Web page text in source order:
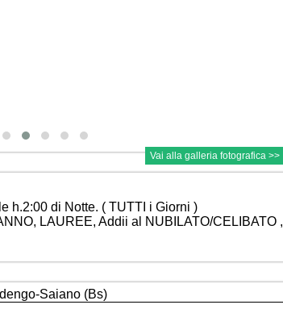
Vai alla galleria fotografica >>
h.2:00 di Notte. ( TUTTI i Giorni )
LAUREE, Addii al NUBILATO/CELIBATO ,
Saiano (Bs)